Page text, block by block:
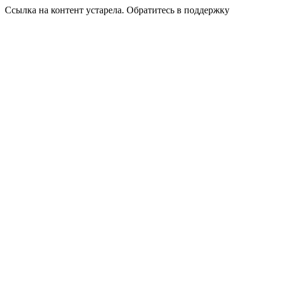
Ссылка на контент устарела. Обратитесь в поддержку